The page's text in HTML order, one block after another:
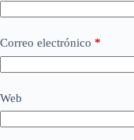
Correo electrónico *
Web